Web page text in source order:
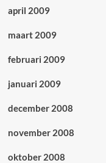
april 2009
maart 2009
februari 2009
januari 2009
december 2008
november 2008
oktober 2008